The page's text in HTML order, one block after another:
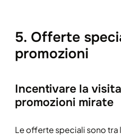
5. Offerte
promozioni
Incentivare la
promozioni mirate
Le offerte speciali sono tra